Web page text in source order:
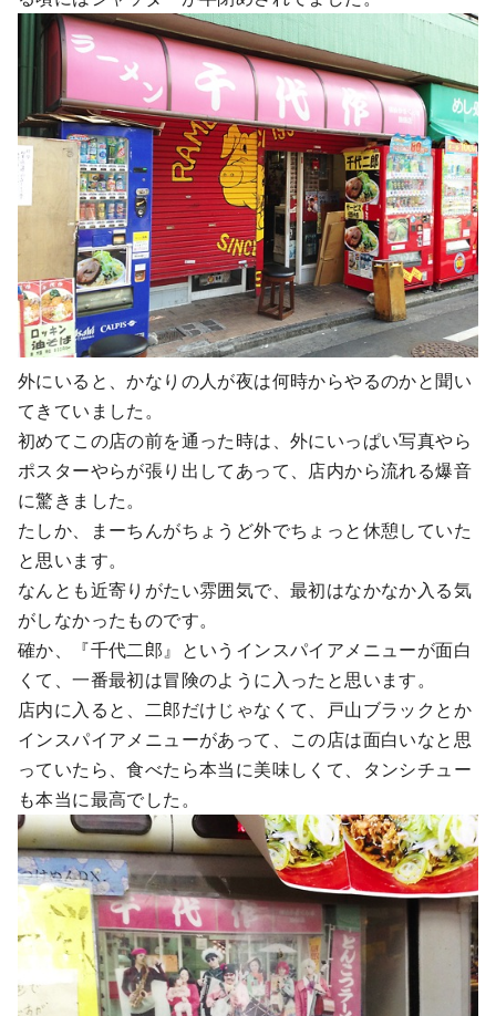
外にいると、かなりの人が夜は何時からやるのかと聞い
てきていました。
初めてこの店の前を通った時は、外にいっぱい写真やら
ポスターやらが張り出してあって、店内から流れる爆音
に驚きました。
たしか、まーちんがちょうど外でちょっと休憩していた
と思います。
なんとも近寄りがたい雰囲気で、最初はなかなか入る気
がしなかったものです。
確か、『千代二郎』というインスパイアメニューが面白
くて、一番最初は冒険のように入ったと思います。
店内に入ると、二郎だけじゃなくて、戸山ブラックとか
インスパイアメニューがあって、この店は面白いなと思
っていたら、食べたら本当に美味しくて、タンシチュー
も本当に最高でした。